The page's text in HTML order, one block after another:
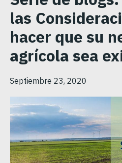
de
navegación
las
hacer que su
agrícola sea
Septiembre 23, 2020